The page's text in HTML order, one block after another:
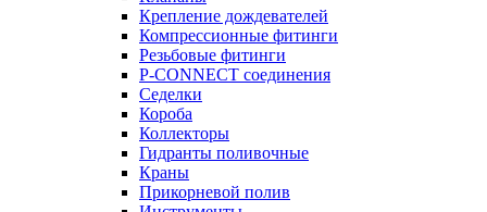
Крепление дождевателей
Компрессионные фитинги
Резьбовые фитинги
P-CONNECT соединения
Седелки
Короба
Коллекторы
Гидранты поливочные
Краны
Прикорневой полив